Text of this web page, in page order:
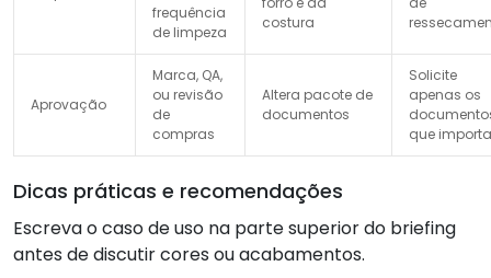
frequência
de limpeza
costura
Aprovação
Marca, QA,
ou revisão
de
compras
Altera pacote de
documentos
Solicite
apenas os
que
Dicas práticas e recomendações
Escreva o caso de uso na parte superior do briefing
antes de discutir cores ou acabamentos.